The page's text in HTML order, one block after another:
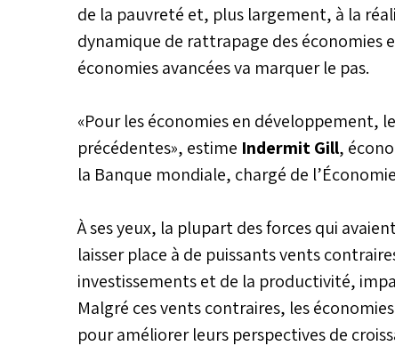
de la pauvreté et, plus largement, à la
dynamique de rattrapage des économies
économies avancées va marquer le pas.
«Pour les économies en développement,
précédentes», estime Indermit Gill,
la Banque mondiale, chargé de
À ses yeux, la plupart des forces qui
laisser place à de puissants vents
investissements et de la productivité,
Malgré ces vents contraires, les
pour améliorer leurs perspectives de